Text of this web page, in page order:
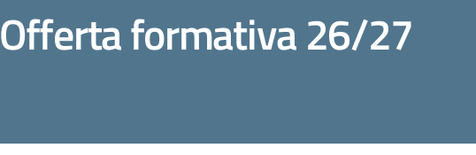
Offerta formativa 26/27